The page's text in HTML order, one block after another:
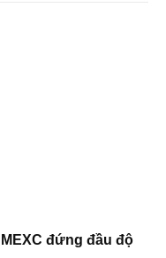
đứng đầu độ